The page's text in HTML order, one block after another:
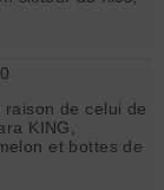
de celui de
KING,
et bottes de